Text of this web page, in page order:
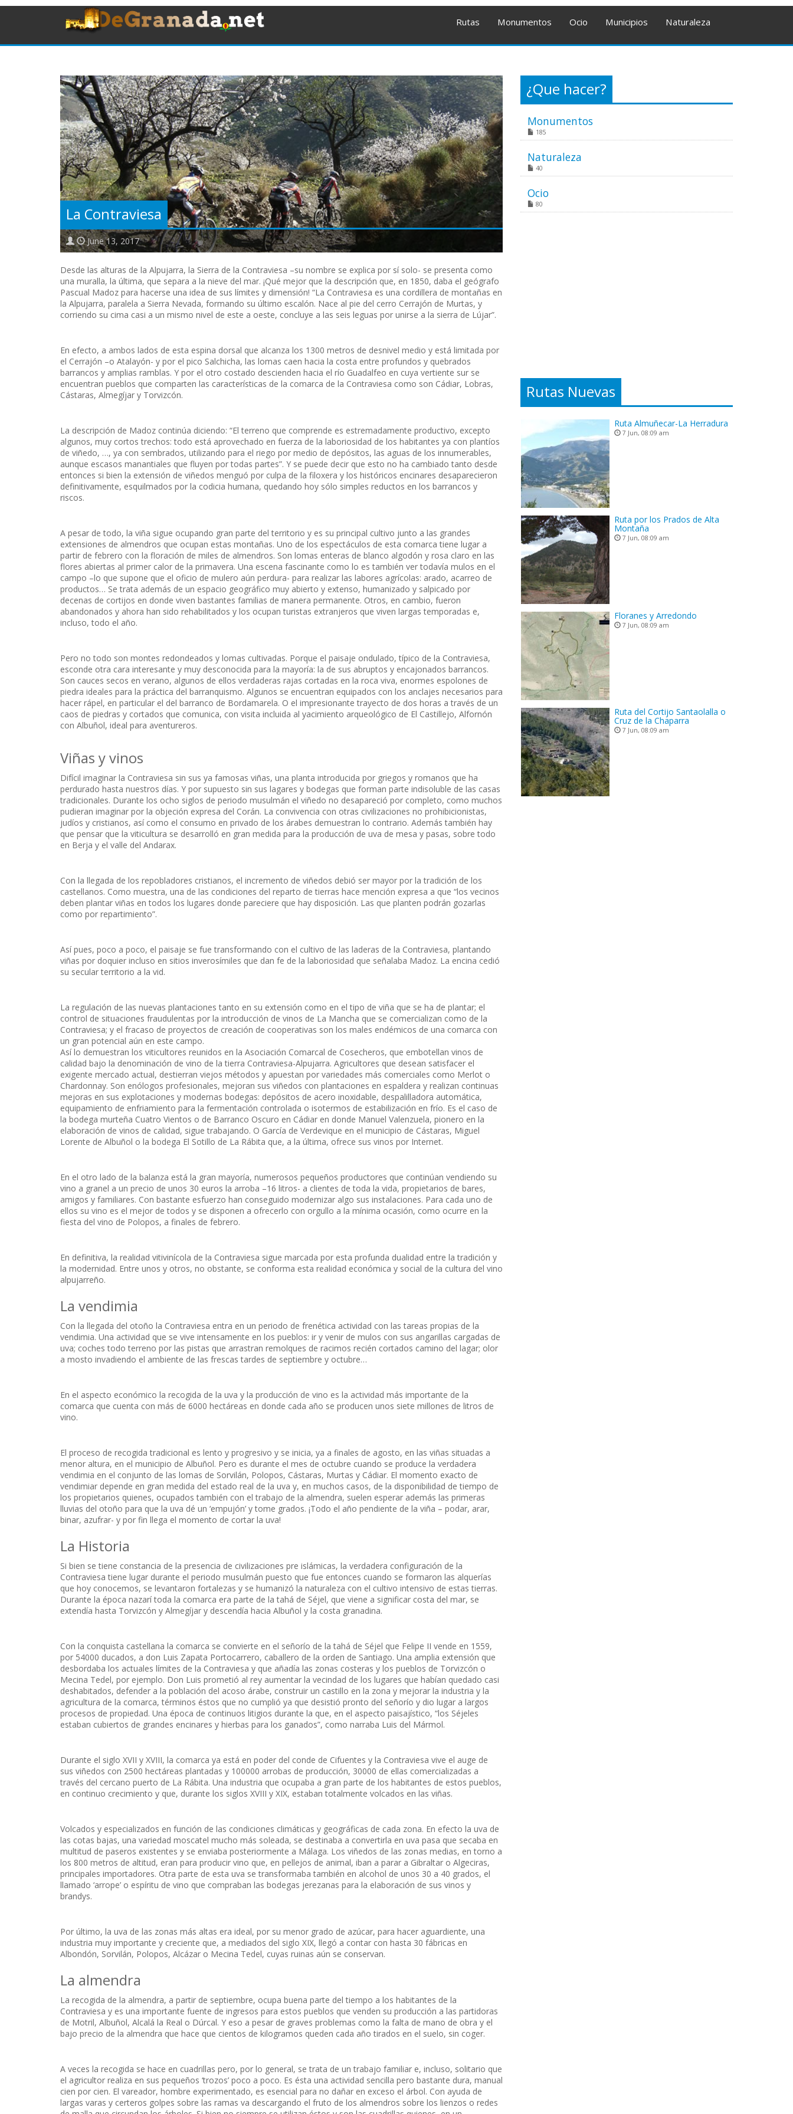
Rutas Monumentos Ocio Municipios Naturaleza
La Contraviesa
June 13, 2017
Desde las alturas de la Alpujarra, la Sierra de la Contraviesa –su nombre se explica por sí solo- se presenta como
una muralla, la última, que separa a la nieve del mar. ¡Qué mejor que la descripción que, en 1850, daba el geógrafo
Pascual Madoz para hacerse una idea de sus límites y dimensión! “La Contraviesa es una cordillera de montañas en
la Alpujarra, paralela a Sierra Nevada, formando su último escalón. Nace al pie del cerro Cerrajón de Murtas, y
corriendo su cima casi a un mismo nivel de este a oeste, concluye a las seis leguas por unirse a la sierra de Lújar”.
En efecto, a ambos lados de esta espina dorsal que alcanza los 1300 metros de desnivel medio y está limitada por
el Cerrajón –o Atalayón- y por el pico Salchicha, las lomas caen hacia la costa entre profundos y quebrados
barrancos y amplias ramblas. Y por el otro costado descienden hacia el río Guadalfeo en cuya vertiente sur se
encuentran pueblos que comparten las características de la comarca de la Contraviesa como son Cádiar, Lobras,
Cástaras, Almegíjar y Torvizcón.
La descripción de Madoz continúa diciendo: “El terreno que comprende es estremadamente productivo, excepto
algunos, muy cortos trechos: todo está aprovechado en fuerza de la laboriosidad de los habitantes ya con plantíos
de viñedo, …, ya con sembrados, utilizando para el riego por medio de depósitos, las aguas de los innumerables,
aunque escasos manantiales que fluyen por todas partes”. Y se puede decir que esto no ha cambiado tanto desde
entonces si bien la extensión de viñedos menguó por culpa de la filoxera y los históricos encinares desaparecieron
definitivamente, esquilmados por la codicia humana, quedando hoy sólo simples reductos en los barrancos y
riscos.
A pesar de todo, la viña sigue ocupando gran parte del territorio y es su principal cultivo junto a las grandes
extensiones de almendros que ocupan estas montañas. Uno de los espectáculos de esta comarca tiene lugar a
partir de febrero con la floración de miles de almendros. Son lomas enteras de blanco algodón y rosa claro en las
flores abiertas al primer calor de la primavera. Una escena fascinante como lo es también ver todavía mulos en el
campo –lo que supone que el oficio de mulero aún perdura- para realizar las labores agrícolas: arado, acarreo de
productos… Se trata además de un espacio geográfico muy abierto y extenso, humanizado y salpicado por
decenas de cortijos en donde viven bastantes familias de manera permanente. Otros, en cambio, fueron
abandonados y ahora han sido rehabilitados y los ocupan turistas extranjeros que viven largas temporadas e,
incluso, todo el año.
Pero no todo son montes redondeados y lomas cultivadas. Porque el paisaje ondulado, típico de la Contraviesa,
esconde otra cara interesante y muy desconocida para la mayoría: la de sus abruptos y encajonados barrancos.
Son cauces secos en verano, algunos de ellos verdaderas rajas cortadas en la roca viva, enormes espolones de
piedra ideales para la práctica del barranquismo. Algunos se encuentran equipados con los anclajes necesarios para
hacer rápel, en particular el del barranco de Bordamarela. O el impresionante trayecto de dos horas a través de un
caos de piedras y cortados que comunica, con visita incluida al yacimiento arqueológico de El Castillejo, Alfornón
con Albuñol, ideal para aventureros.
Viñas y vinos
Difícil imaginar la Contraviesa sin sus ya famosas viñas, una planta introducida por griegos y romanos que ha
perdurado hasta nuestros días. Y por supuesto sin sus lagares y bodegas que forman parte indisoluble de las casas
tradicionales. Durante los ocho siglos de periodo musulmán el viñedo no desapareció por completo, como muchos
pudieran imaginar por la objeción expresa del Corán. La convivencia con otras civilizaciones no prohibicionistas,
judíos y cristianos, así como el consumo en privado de los árabes demuestran lo contrario. Además también hay
que pensar que la viticultura se desarrolló en gran medida para la producción de uva de mesa y pasas, sobre todo
en Berja y el valle del Andarax.
Con la llegada de los repobladores cristianos, el incremento de viñedos debió ser mayor por la tradición de los
castellanos. Como muestra, una de las condiciones del reparto de tierras hace mención expresa a que “los vecinos
deben plantar viñas en todos los lugares donde pareciere que hay disposición. Las que planten podrán gozarlas
como por repartimiento”.
Así pues, poco a poco, el paisaje se fue transformando con el cultivo de las laderas de la Contraviesa, plantando
viñas por doquier incluso en sitios inverosímiles que dan fe de la laboriosidad que señalaba Madoz. La encina cedió
su secular territorio a la vid.
La regulación de las nuevas plantaciones tanto en su extensión como en el tipo de viña que se ha de plantar; el
control de situaciones fraudulentas por la introducción de vinos de La Mancha que se comercializan como de la
Contraviesa; y el fracaso de proyectos de creación de cooperativas son los males endémicos de una comarca con
un gran potencial aún en este campo.
Así lo demuestran los viticultores reunidos en la Asociación Comarcal de Cosecheros, que embotellan vinos de
calidad bajo la denominación de vino de la tierra Contraviesa-Alpujarra. Agricultores que desean satisfacer el
exigente mercado actual, destierran viejos métodos y apuestan por variedades más comerciales como Merlot o
Chardonnay. Son enólogos profesionales, mejoran sus viñedos con plantaciones en espaldera y realizan continuas
mejoras en sus explotaciones y modernas bodegas: depósitos de acero inoxidable, despalilladora automática,
equipamiento de enfriamiento para la fermentación controlada o isotermos de estabilización en frío. Es el caso de
la bodega murteña Cuatro Vientos o de Barranco Oscuro en Cádiar en donde Manuel Valenzuela, pionero en la
elaboración de vinos de calidad, sigue trabajando. O García de Verdevique en el municipio de Cástaras, Miguel
Lorente de Albuñol o la bodega El Sotillo de La Rábita que, a la última, ofrece sus vinos por Internet.
En el otro lado de la balanza está la gran mayoría, numerosos pequeños productores que continúan vendiendo su
vino a granel a un precio de unos 30 euros la arroba –16 litros- a clientes de toda la vida, propietarios de bares,
amigos y familiares. Con bastante esfuerzo han conseguido modernizar algo sus instalaciones. Para cada uno de
ellos su vino es el mejor de todos y se disponen a ofrecerlo con orgullo a la mínima ocasión, como ocurre en la
fiesta del vino de Polopos, a finales de febrero.
En definitiva, la realidad vitivinícola de la Contraviesa sigue marcada por esta profunda dualidad entre la tradición y
la modernidad. Entre unos y otros, no obstante, se conforma esta realidad económica y social de la cultura del vino
alpujarreño.
La vendimia
Con la llegada del otoño la Contraviesa entra en un periodo de frenética actividad con las tareas propias de la
vendimia. Una actividad que se vive intensamente en los pueblos: ir y venir de mulos con sus angarillas cargadas de
uva; coches todo terreno por las pistas que arrastran remolques de racimos recién cortados camino del lagar; olor
a mosto invadiendo el ambiente de las frescas tardes de septiembre y octubre…
En el aspecto económico la recogida de la uva y la producción de vino es la actividad más importante de la
comarca que cuenta con más de 6000 hectáreas en donde cada año se producen unos siete millones de litros de
vino.
El proceso de recogida tradicional es lento y progresivo y se inicia, ya a finales de agosto, en las viñas situadas a
menor altura, en el municipio de Albuñol. Pero es durante el mes de octubre cuando se produce la verdadera
vendimia en el conjunto de las lomas de Sorvilán, Polopos, Cástaras, Murtas y Cádiar. El momento exacto de
vendimiar depende en gran medida del estado real de la uva y, en muchos casos, de la disponibilidad de tiempo de
los propietarios quienes, ocupados también con el trabajo de la almendra, suelen esperar además las primeras
lluvias del otoño para que la uva dé un ‘empujón’ y tome grados. ¡Todo el año pendiente de la viña – podar, arar,
binar, azufrar- y por fin llega el momento de cortar la uva!
La Historia
Si bien se tiene constancia de la presencia de civilizaciones pre islámicas, la verdadera configuración de la
Contraviesa tiene lugar durante el periodo musulmán puesto que fue entonces cuando se formaron las alquerías
que hoy conocemos, se levantaron fortalezas y se humanizó la naturaleza con el cultivo intensivo de estas tierras.
Durante la época nazarí toda la comarca era parte de la tahá de Séjel, que viene a significar costa del mar, se
extendía hasta Torvizcón y Almegíjar y descendía hacia Albuñol y la costa granadina.
Con la conquista castellana la comarca se convierte en el señorío de la tahá de Séjel que Felipe II vende en 1559,
por 54000 ducados, a don Luis Zapata Portocarrero, caballero de la orden de Santiago. Una amplia extensión que
desbordaba los actuales límites de la Contraviesa y que añadía las zonas costeras y los pueblos de Torvizcón o
Mecina Tedel, por ejemplo. Don Luis prometió al rey aumentar la vecindad de los lugares que habían quedado casi
deshabitados, defender a la población del acoso árabe, construir un castillo en la zona y mejorar la industria y la
agricultura de la comarca, términos éstos que no cumplió ya que desistió pronto del señorío y dio lugar a largos
procesos de propiedad. Una época de continuos litigios durante la que, en el aspecto paisajístico, “los Séjeles
estaban cubiertos de grandes encinares y hierbas para los ganados”, como narraba Luis del Mármol.
Durante el siglo XVII y XVIII, la comarca ya está en poder del conde de Cifuentes y la Contraviesa vive el auge de
sus viñedos con 2500 hectáreas plantadas y 100000 arrobas de producción, 30000 de ellas comercializadas a
través del cercano puerto de La Rábita. Una industria que ocupaba a gran parte de los habitantes de estos pueblos,
en continuo crecimiento y que, durante los siglos XVIII y XIX, estaban totalmente volcados en las viñas.
Volcados y especializados en función de las condiciones climáticas y geográficas de cada zona. En efecto la uva de
las cotas bajas, una variedad moscatel mucho más soleada, se destinaba a convertirla en uva pasa que secaba en
multitud de paseros existentes y se enviaba posteriormente a Málaga. Los viñedos de las zonas medias, en torno a
los 800 metros de altitud, eran para producir vino que, en pellejos de animal, iban a parar a Gibraltar o Algeciras,
principales importadores. Otra parte de esta uva se transformaba también en alcohol de unos 30 a 40 grados, el
llamado ‘arrope’ o espíritu de vino que compraban las bodegas jerezanas para la elaboración de sus vinos y
brandys.
Por último, la uva de las zonas más altas era ideal, por su menor grado de azúcar, para hacer aguardiente, una
industria muy importante y creciente que, a mediados del siglo XIX, llegó a contar con hasta 30 fábricas en
Albondón, Sorvilán, Polopos, Alcázar o Mecina Tedel, cuyas ruinas aún se conservan.
La almendra
La recogida de la almendra, a partir de septiembre, ocupa buena parte del tiempo a los habitantes de la
Contraviesa y es una importante fuente de ingresos para estos pueblos que venden su producción a las partidoras
de Motril, Albuñol, Alcalá la Real o Dúrcal. Y eso a pesar de graves problemas como la falta de mano de obra y el
bajo precio de la almendra que hace que cientos de kilogramos queden cada año tirados en el suelo, sin coger.
A veces la recogida se hace en cuadrillas pero, por lo general, se trata de un trabajo familiar e, incluso, solitario que
el agricultor realiza en sus pequeños ‘trozos’ poco a poco. Es ésta una actividad sencilla pero bastante dura, manual
cien por cien. El vareador, hombre experimentado, es esencial para no dañar en exceso el árbol. Con ayuda de
largas varas y certeros golpes sobre las ramas va descargando el fruto de los almendros sobre los lienzos o redes
¿Que hacer?
Monumentos
185
Naturaleza
40
Ocio
80
Rutas Nuevas
Ruta Almuñecar-La Herradura
7 Jun, 08:09 am
Ruta por los Prados de Alta
Montaña
7 Jun, 08:09 am
Floranes y Arredondo
7 Jun, 08:09 am
Ruta del Cortijo Santaolalla o
Cruz de la Chaparra
7 Jun, 08:09 am